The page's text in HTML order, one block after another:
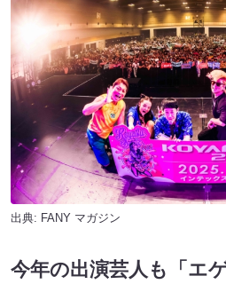
出典: FANY マガジン
今年の出演芸人も「エ